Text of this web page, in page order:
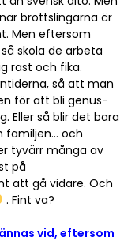
brottslingarna är
Men eftersom
skola de arbeta
rast och fika.
så att man
för att bli genus-
Eller så blir det bara
familjen… och
tyvärr många av
på
att gå vidare. Och
. Fint va?
vid, eftersom